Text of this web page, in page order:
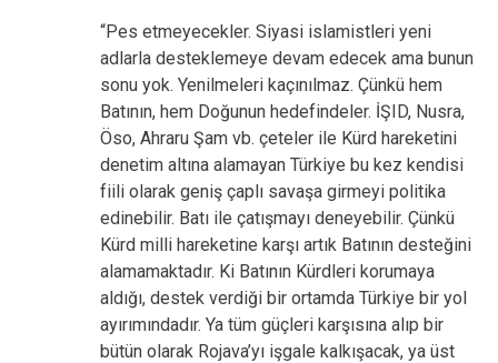
“Pes etmeyecekler. Siyasi islamistleri yeni
adlarla desteklemeye devam edecek ama bunun
sonu yok. Yenilmeleri kaçınılmaz. Çünkü hem
Batının, hem Doğunun hedefindeler. İŞID, Nusra,
Öso, Ahraru Şam vb. çeteler ile Kürd hareketini
denetim altına alamayan Türkiye bu kez kendisi
fiili olarak geniş çaplı savaşa girmeyi politika
edinebilir. Batı ile çatışmayı deneyebilir. Çünkü
Kürd milli hareketine karşı artık Batının desteğini
alamamaktadır. Ki Batının Kürdleri korumaya
aldığı, destek verdiği bir ortamda Türkiye bir yol
ayırımındadır. Ya tüm güçleri karşısına alıp bir
bütün olarak Rojava’yı işgale kalkışacak, ya üst